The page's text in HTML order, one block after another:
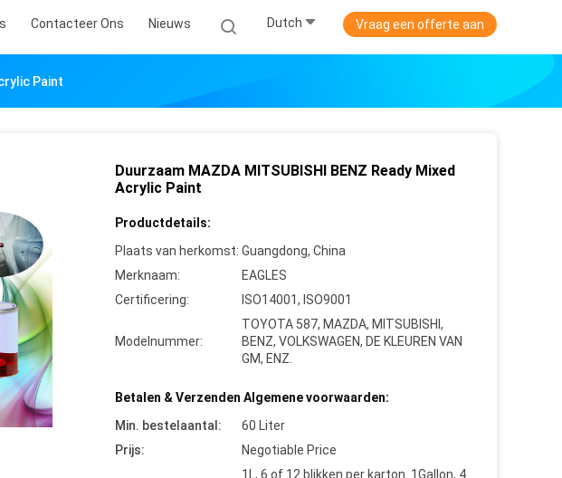
Contacteer Ons Nieuws Dutch Vraag een offerte aan
Paint
Duurzaam MAZDA MITSUBISHI BENZ Ready Mixed
Acrylic Paint
Productdetails:
Plaats van herkomst: Guangdong, China
Merknaam:
EAGLES
Certificering:
ISO14001, ISO9001
Modelnummer:
TOYOTA 587, MAZDA, MITSUBISHI,
BENZ, VOLKSWAGEN, DE KLEUREN VAN
GM, ENZ.
Betalen & Verzenden Algemene voorwaarden:
Min. bestelaantal:
60 Liter
Prijs:
Negotiable Price
1L, 6 of 12 blikken per karton. 1Gallon, 4